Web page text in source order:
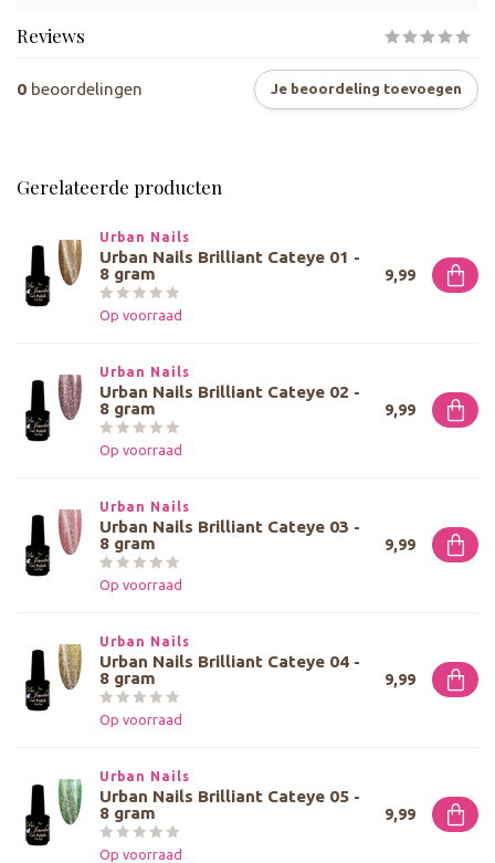
Reviews
0 beoordelingen Je beoordeling toevoegen
Gerelateerde producten
Urban Nails
Urban Nails Brilliant Cateye 01 -
8 gram
Op voorraad
9,99
Urban Nails
Urban Nails Brilliant Cateye 02 -
8 gram
Op voorraad
9,99
Urban Nails
Urban Nails Brilliant Cateye 03 -
8 gram
Op voorraad
9,99
Urban Nails
Urban Nails Brilliant Cateye 04 -
8 gram
Op voorraad
9,99
Urban Nails
Urban Nails Brilliant Cateye 05 -
8 gram
Op voorraad
9,99